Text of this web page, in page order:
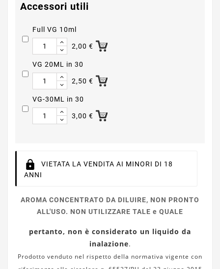
Accessori utili
Full VG 10ml
2,00 €
VG 20ML in 30
2,50 €
VG-30ML in 30
3,00 €
VIETATA LA VENDITA AI MINORI DI 18
ANNI
AROMA CONCENTRATO DA DILUIRE, NON PRONTO
ALL'USO. NON UTILIZZARE TALE e QUALE
pertanto, non è considerato un liquido da
inalazione.
Prodotto venduto nel rispetto della normativa vigente con